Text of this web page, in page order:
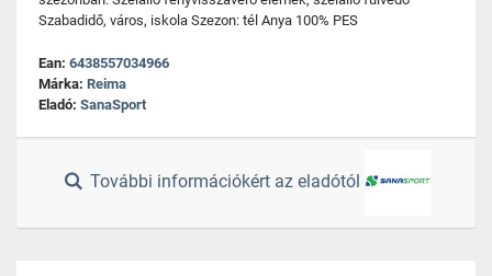
Szabadidő, város, iskola Szezon: tél Anya 100% PES
Ean: 6438557034966
Márka: Reima
Eladó: SanaSport
További információkért az eladótól